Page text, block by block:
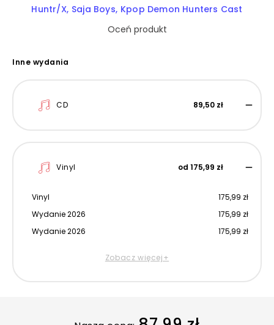
Huntr/X Saja Boys Kpop Demon Hunters Cast
Oceń produkt
Inne wydania
CD 89,50 zł
Vinyl od 175,99 zł
Vinyl
175,99 zł
Wydanie 2026
175,99 zł
Wydanie 2026
175,99 zł
Zobacz więcej+